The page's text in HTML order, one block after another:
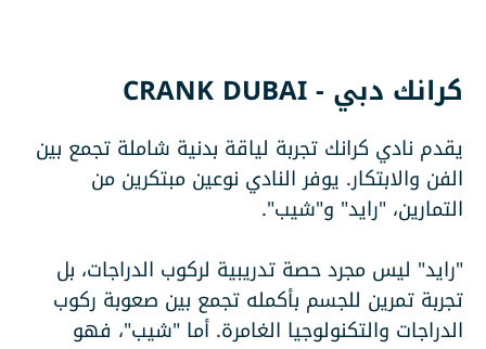
كرانك دبي - CRANK DUBAI
يقدم نادي كرانك تجربة لياقة بدنية شاملة تجمع بين
الفن والابتكار. يوفر النادي نوعين مبتكرين من
التمارين، "رايد" و"شيب".
"رايد" ليس مجرد حصة تدريبية لركوب الدراجات، بل
تجربة تمرين للجسم بأكمله تجمع بين صعوبة ركوب
الدراجات والتكنولوجيا الغامرة. أما "شيب"، فهو